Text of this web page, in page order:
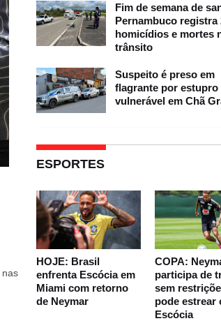
Fim de semana de
Pernambuco registra
homicídios e mortes
trânsito
Suspeito é preso em
flagrante por estupro
vulnerável em Chã
ESPORTES
HOJE: Brasil
enfrenta Escócia em
Miami com retorno
de Neymar
COPA:
participa de
sem
pode estrear
Escócia